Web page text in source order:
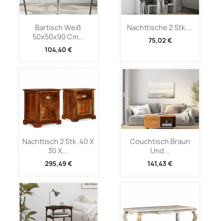
Bartisch Weiß
50x50x90 Cm...
104,40 €
Nachttische 2 Stk....
75,02 €
Nachttisch 2 Stk. 40 X
30 X...
295,49 €
Couchtisch Braun
Und...
141,43 €